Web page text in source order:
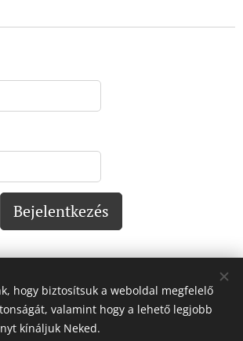
Bejelentkezés
Impresszum:
hogy biztosítsuk a weboldal megfelelő
valamint hogy a lehető legjobb
kínáljuk Neked.